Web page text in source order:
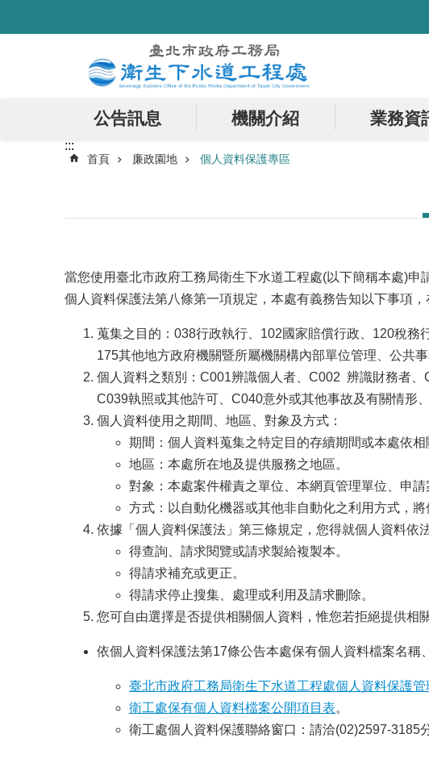
公告訊息 機關介紹 業務資
:::
首頁 廉政園地 個人資料保護專區
當您使用臺北市政府工務局衛生下水道工程處(以下簡稱本處)
個人資料保護法第八條第一項規定，本處有義務告知以下事項
蒐集之目的：038行政執行、102國家賠償行政、120稅務
175其他地方政府機關暨所屬機關構內部單位管理、公共
個人資料之類別：C001辨識個人者、C002 辨識財務者
C039執照或其他許可、C040意外或其他事故及有關情形
個人資料使用之期間、地區、對象及方式：
期間：個人資料蒐集之特定目的存續期間或本處依相
地區：本處所在地及提供服務之地區。
對象：本處案件權責之單位、本網頁管理單位、申請
方式：以自動化機器或其他非自動化之利用方式，將
依據「個人資料保護法」第三條規定，您得就個人資料依
得查詢、請求閱覽或請求製給複製本。
得請求補充或更正。
得請求停止搜集、處理或利用及請求刪除。
您可自由選擇是否提供相關個人資料，惟您若拒絕提供相
依個人資料保護法第17條公告本處保有個人資料檔案名稱
臺北市政府工務局衛生下水道工程處個人資料保護管
衛工處保有個人資料檔案公開項目表。
衛工處個人資料保護聯絡窗口：請洽(02)2597-3185